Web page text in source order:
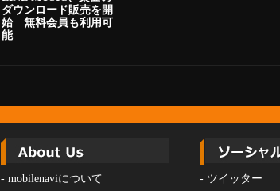
ダウンロード販売を開
始 無料会員も利用可
能
- mobilenaviについて - ツイッター